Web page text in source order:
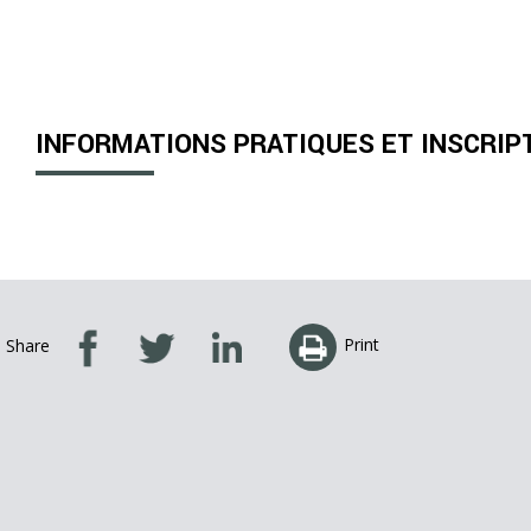
INFORMATIONS PRATIQUES ET
Share Print